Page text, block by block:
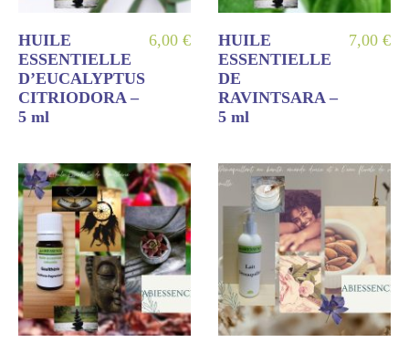
HUILE
ESSENTIELLE
D’EUCALYPTUS
CITRIODORA –
5 ml
6,00 €
HUILE
ESSENTIELLE
DE
RAVINTSARA –
5 ml
7,00 €